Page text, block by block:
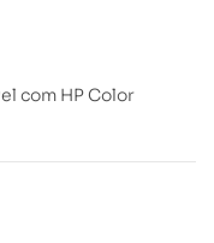
com HP Color